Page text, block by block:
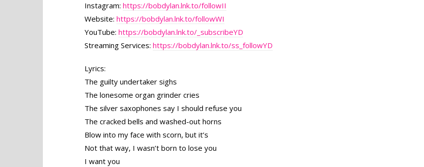
Instagram: https://bobdylan.lnk.to/followII
Website: https://bobdylan.lnk.to/followWI
YouTube: https://bobdylan.lnk.to/_subscribeYD
Streaming Services: https://bobdylan.lnk.to/ss_followYD
Lyrics:
The guilty undertaker sighs
The lonesome organ grinder cries
The silver saxophones say I should refuse you
The cracked bells and washed-out horns
Blow into my face with scorn, but it’s
Not that way, I wasn’t born to lose you
I want you